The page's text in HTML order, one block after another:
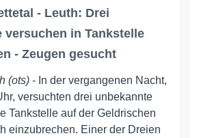
- Leuth: Drei
versuchen in Tankstelle
- Zeugen gesucht
(ots) - In der vergangenen Nacht,
versuchten drei unbekannte
Tankstelle auf der Geldrischen
einzubrechen. Einer der Dreien